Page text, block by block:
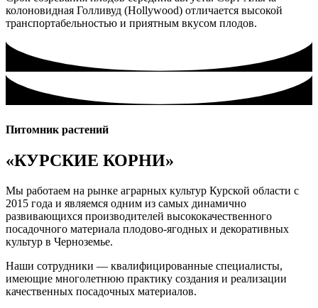
колоновидная Голливуд (Hollywood) отличается высокой
транспортабельностью и приятным вкусом плодов.
Питомник растений
«КУРСКИЕ КОРНИ»
Мы работаем на рынке аграрных культур Курской области с
2015 года и являемся одним из самых динамично
развивающихся производителей высококачественного
посадочного материала плодово-ягодных и декоративных
культур в Черноземье.
Наши сотрудники — квалифицированные специалисты,
имеющие многолетнюю практику создания и реализации
качественных посадочных материалов.